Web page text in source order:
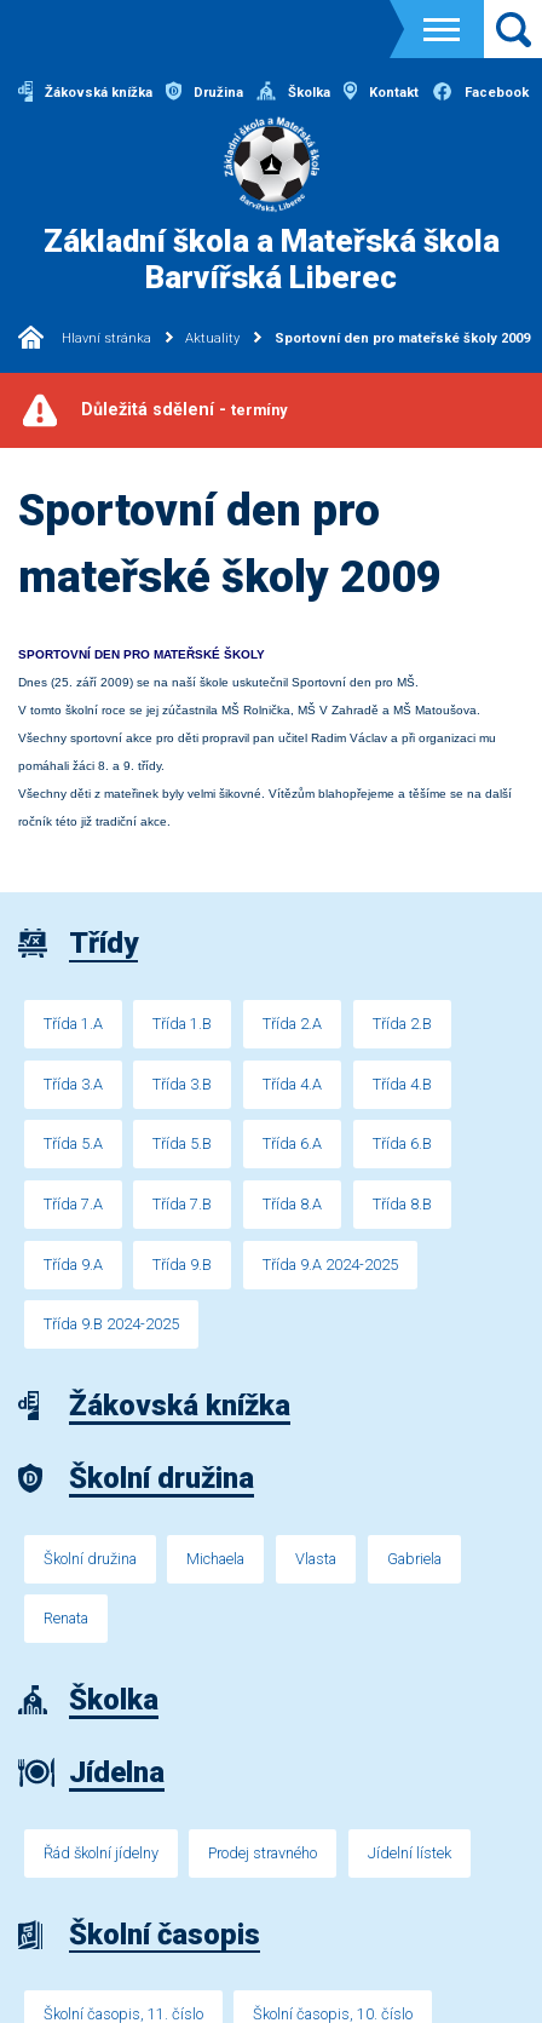
Žákovská knížka Družina Školka Kontakt Facebook
Základní škola a Mateřská škola
Barvířská Liberec
Hlavní stránka Aktuality Sportovní den pro mateřské školy 2009
Důležitá sdělení - termíny
Sportovní den pro
mateřské školy 2009
SPORTOVNÍ DEN PRO MATEŘSKÉ ŠKOLY
Dnes (25. září 2009) se na naší škole uskutečnil Sportovní den pro MŠ.
V tomto školní roce se jej zúčastnila MŠ Rolnička, MŠ V Zahradě a MŠ Matoušova.
Všechny sportovní akce pro děti propravil pan učitel Radim Václav a při organizaci mu
pomáhali žáci 8. a 9. třídy.
Všechny děti z mateřinek byly velmi šikovné. Vítězům blahopřejeme a těšíme se na další
ročník této již tradiční akce.
Třídy
Třída 1.A Třída 1.B Třída 2.A Třída 2.B
Třída 3.A Třída 3.B Třída 4.A Třída 4.B
Třída 5.A Třída 5.B Třída 6.A Třída 6.B
Třída 7.A Třída 7.B Třída 8.A Třída 8.B
Třída 9.A Třída 9.B Třída 9.A 2024-2025
Třída 9.B 2024-2025
Žákovská knížka
Školní družina
Školní družina Michaela Vlasta Gabriela
Renata
Školka
Jídelna
Řád školní jídelny Prodej stravného Jídelní lístek
Školní časopis
Školní časopis, 11. číslo Školní časopis, 10. číslo